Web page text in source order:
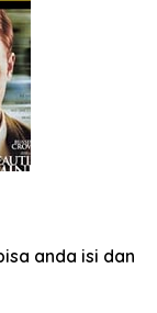
anda isi dan